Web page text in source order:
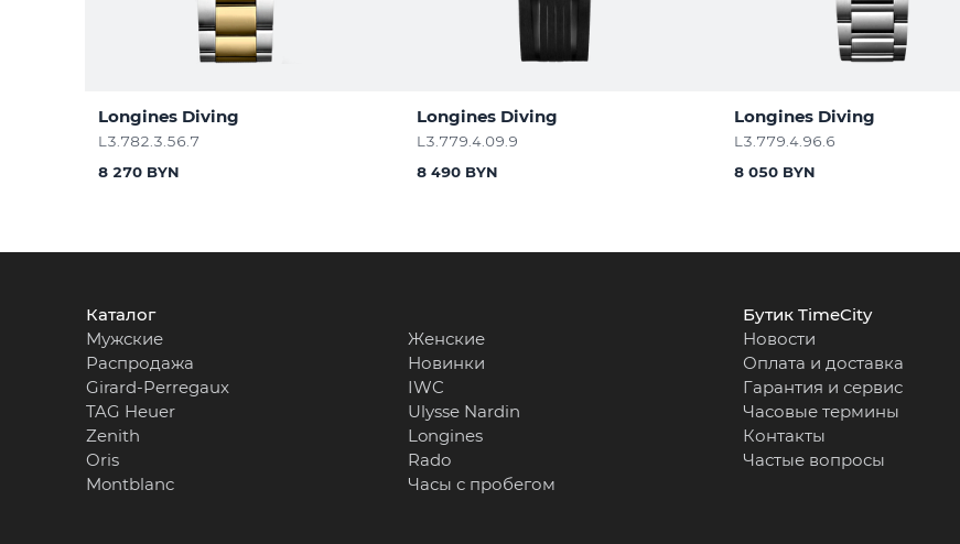
Longines Diving
L3.782.3.56.7
8 270 BYN
Longines Diving
L3.779.4.09.9
8 490 BYN
Longines Diving
L3.779.4.96.6
8 050 BYN
Каталог
Мужские
Женские
Распродажа
Новинки
Girard-Perregaux
IWC
TAG Heuer
Ulysse Nardin
Zenith
Longines
Oris
Rado
Montblanc
Часы с пробегом
Бутик TimeCity
Новости
Оплата и доставка
Гарантия и сервис
Часовые термины
Контакты
Частые вопросы